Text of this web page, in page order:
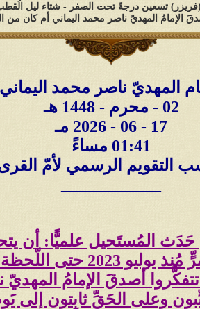
المهديّ ناصر محمد اليماني
02 - محرم - 1448 هـ
17 - 06 - 2026 مـ
01:41 مساءً
التقويم الرسمي لأمّ
حَدَث المُستَحيل علميًّا: أن
أصدقَ الإمامُ
وعلى الحَقِّ ثابِتون إلى